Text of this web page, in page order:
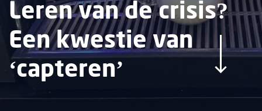
Leren van de crisis?
Een kwestie van
‘capteren’